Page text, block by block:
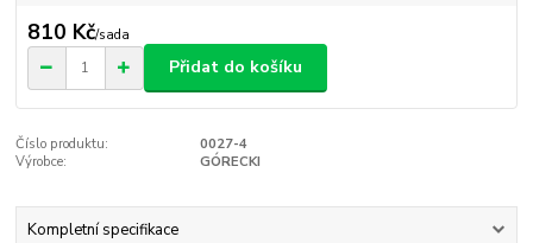
810 Kč/sada
Přidat do košíku
Číslo produktu:
0027-4
Výrobce:
GÓRECKI
Kompletní specifikace